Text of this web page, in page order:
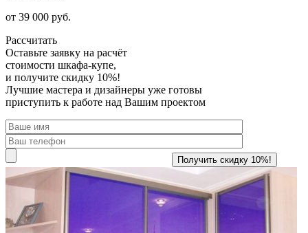
от 39 000 руб.
Рассчитать
Оставьте заявку на расчёт
стоимости шкафа-купе,
и получите скидку 10%!
Лучшие мастера и дизайнеры уже готовы
приступить к работе над Вашим проектом